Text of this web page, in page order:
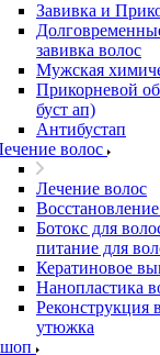
Завивка и
завивка волос
Мужская
Прикорневой
буст ап)
Антибустап
волос
Лечение волос
Бoтокс для
питание для
Кератиновое
Нанопластика
Реконструкция
утюжка